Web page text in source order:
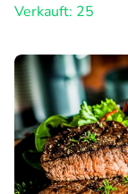
Verkauft: 25